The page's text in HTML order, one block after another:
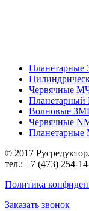
Червячные
Волновые
Червячные
© 2017
тел.: +7 (473) 254-
Политика
Заказать звонок